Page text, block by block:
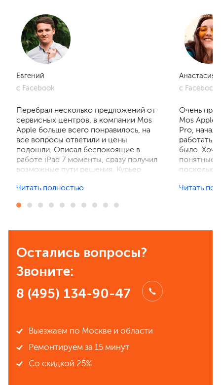
Евгений
с Facebook
Перебрал несколько предложений от
сервисных центров, в компании Mos
Apple больше всего понравилось, на
все вопросы ответили и цены
подошли. Описал беспокоящие в
работе iPad 7 моменты, сразу получил
возможные пути решения. Курьер
отзвонились по итогам осмотра,
порадовал, без лишнего ожидания и
рекомендовать всем знакомым.
Читать полностью
Анастасия
с Facebook
Очень
Mos
Pro, начал
работать,
было. Хочу
понятные
поскольку
Читать
Остались вопросы?
Звоните:
8 (495) 134-90-47
Выезжаем по Москве и области
Ремонтируем за 15 минут
Со скидкой 25%